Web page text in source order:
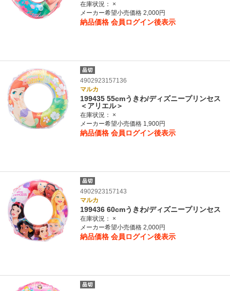
在庫状況：
×
メーカー希望小売価格 2,000円
納品価格 会員ログイン後表示
4902923157136
マルカ
199435 55cmうきわ/ディズニープリンセス
＜アリエル＞
在庫状況：
×
メーカー希望小売価格 1,900円
納品価格 会員ログイン後表示
4902923157143
マルカ
199436 60cmうきわ/ディズニープリンセス
在庫状況：
×
メーカー希望小売価格 2,000円
納品価格 会員ログイン後表示